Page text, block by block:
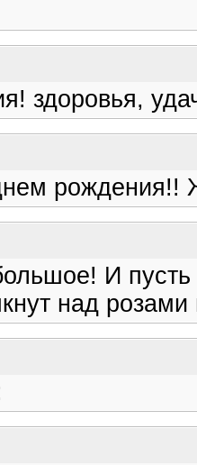
здоровья,
рождения!!
И
над